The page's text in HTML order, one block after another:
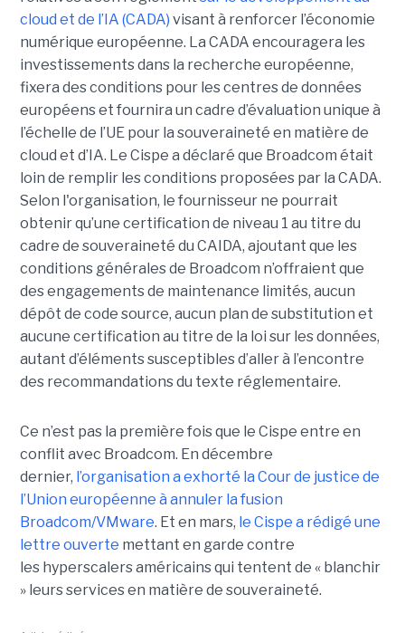
cloud et de l’IA (CADA) visant à renforcer l’économie
numérique européenne. La CADA encouragera les
investissements dans la recherche européenne,
fixera des conditions pour les centres de données
européens et fournira un cadre d’évaluation unique à
l’échelle de l’UE pour la souveraineté en matière de
cloud et d’IA. Le Cispe a déclaré que Broadcom était
loin de remplir les conditions proposées par la CADA.
Selon l'organisation, le fournisseur ne pourrait
obtenir qu’une certification de niveau 1 au titre du
cadre de souveraineté du CAIDA, ajoutant que les
conditions générales de Broadcom n’offraient que
des engagements de maintenance limités, aucun
dépôt de code source, aucun plan de substitution et
aucune certification au titre de la loi sur les données,
autant d’éléments susceptibles d’aller à l’encontre
des recommandations du texte réglementaire.
Ce n’est pas la première fois que le Cispe entre en
conflit avec Broadcom. En décembre
dernier, l’organisation a exhorté la Cour de justice de
l’Union européenne à annuler la fusion
Broadcom/VMware. Et en mars, le Cispe a rédigé une
lettre ouverte mettant en garde contre
les hyperscalers américains qui tentent de « blanchir
» leurs services en matière de souveraineté.